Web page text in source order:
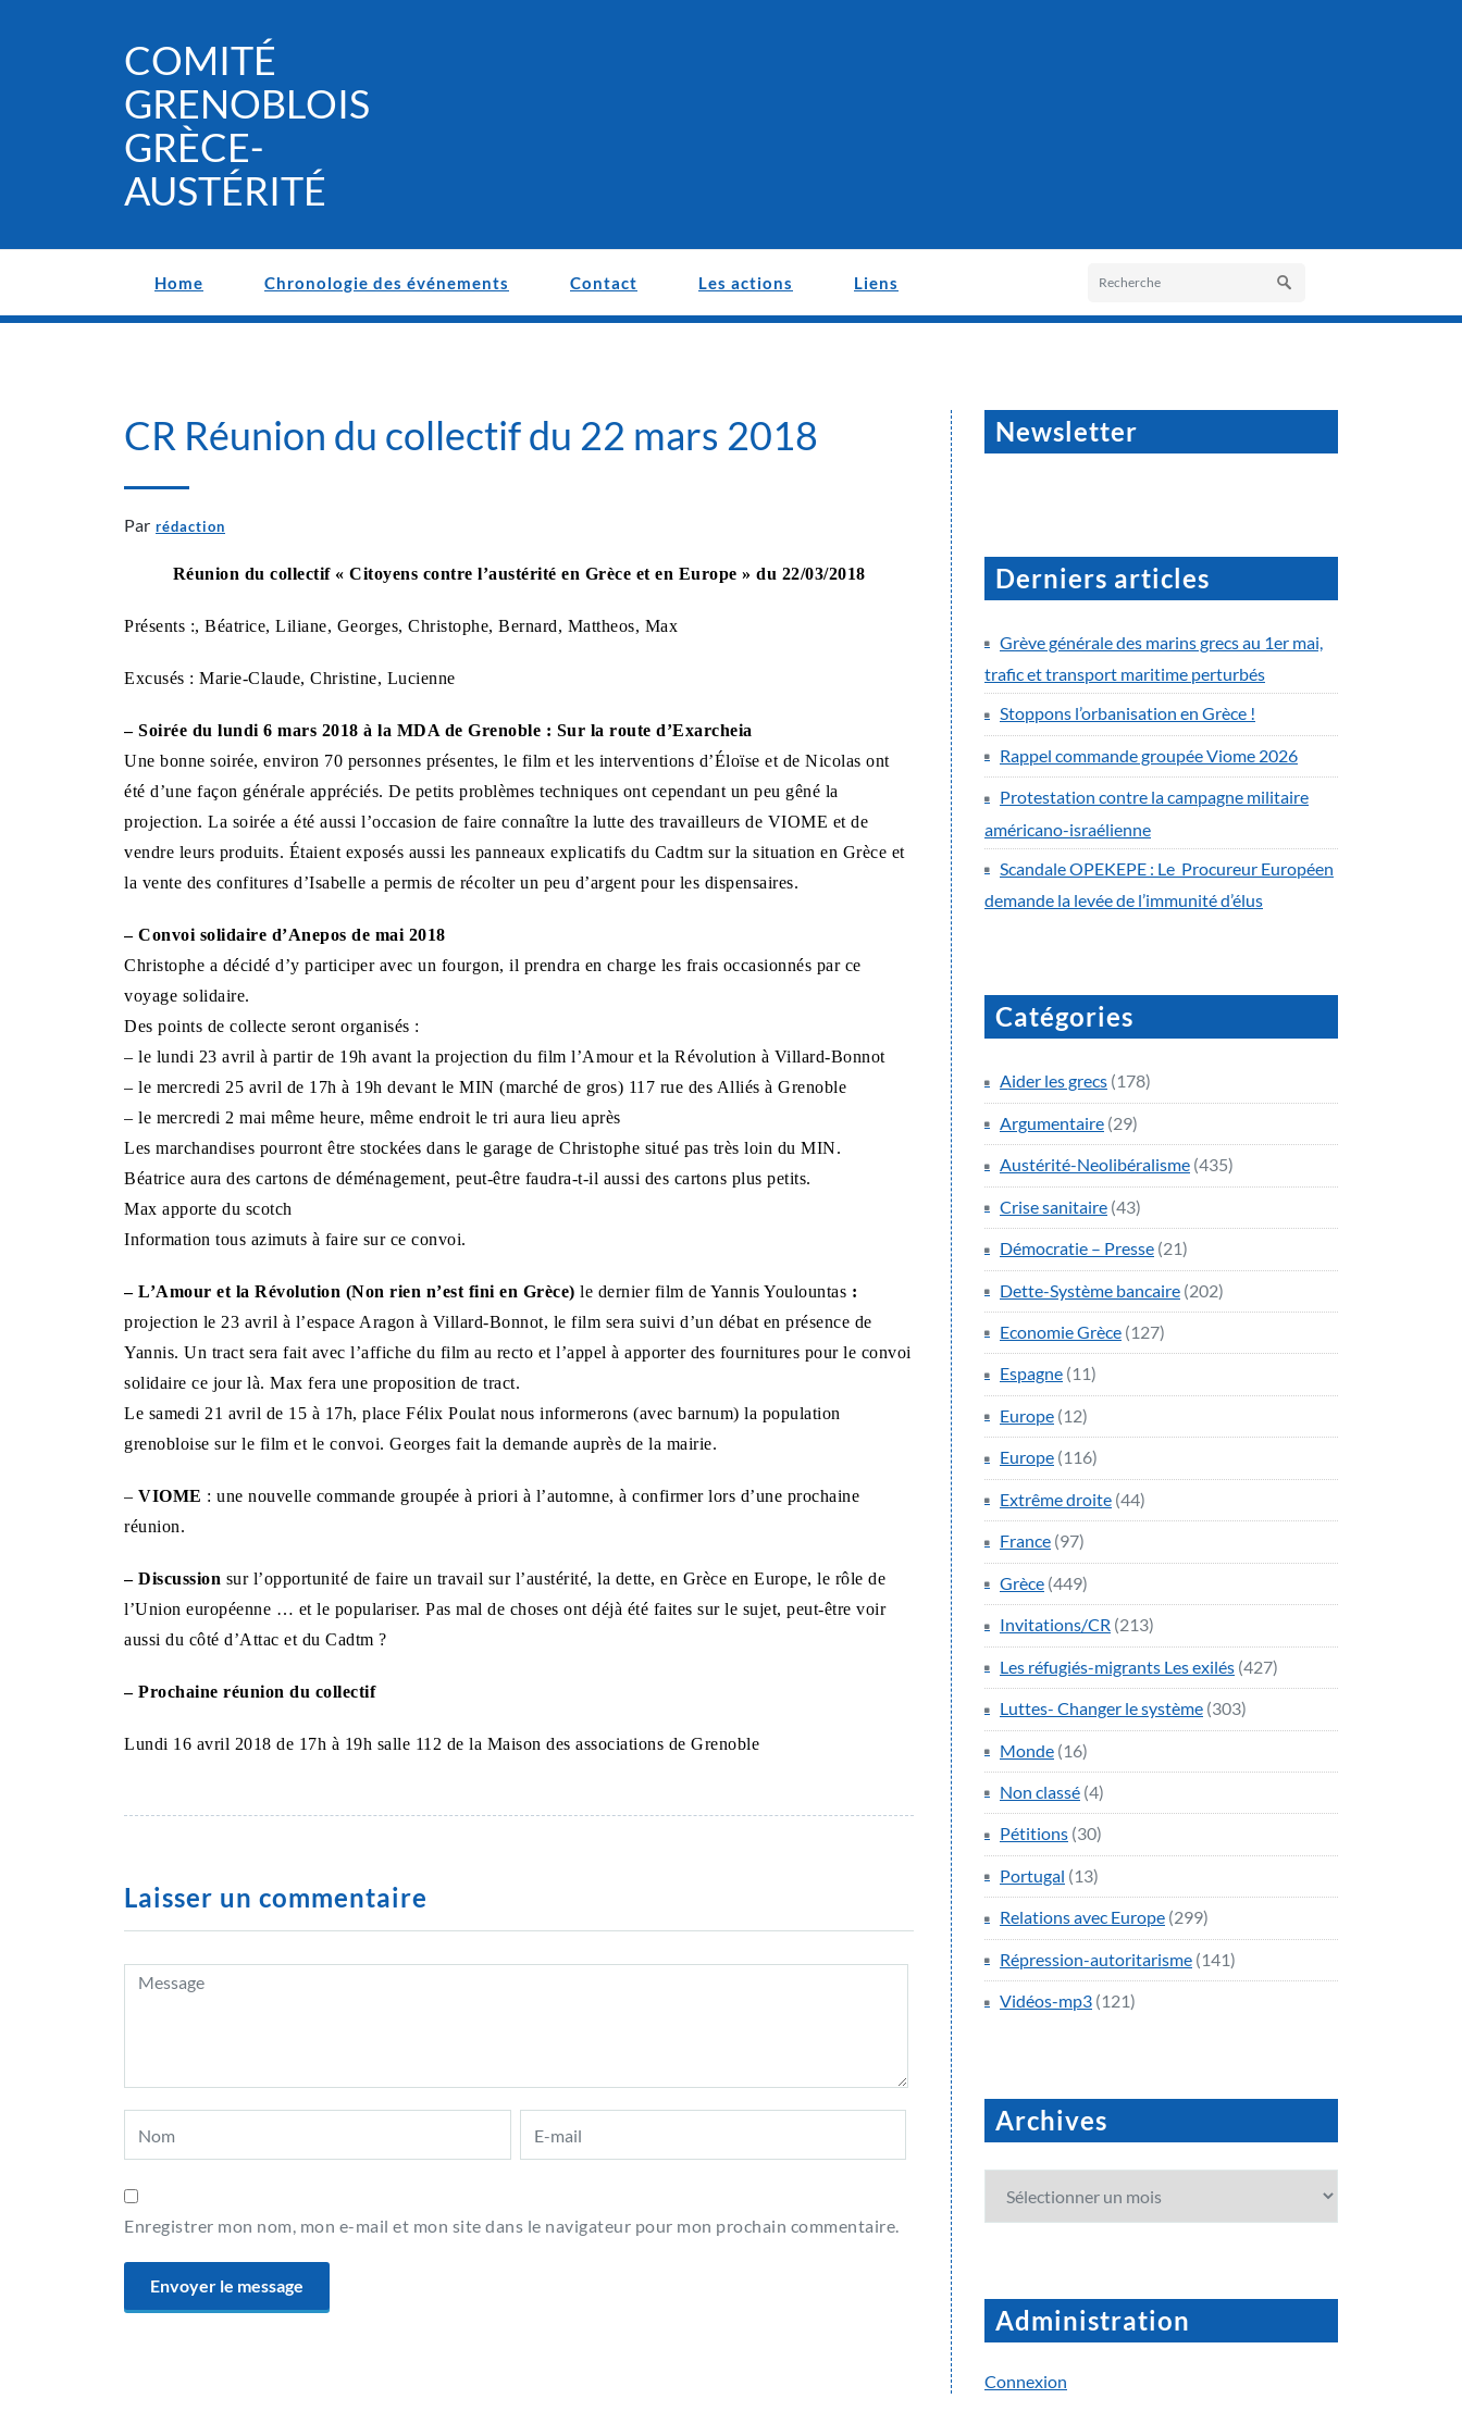
COMITÉ
GRENOBLOIS
GRÈCE-
AUSTÉRITÉ
Home Chronologie des événements Contact Les actions Liens
CR Réunion du collectif du 22 mars 2018
Par rédaction
Réunion du collectif « Citoyens contre l’austérité en Grèce et en Europe » du 22/03/2018
Présents :, Béatrice, Liliane, Georges, Christophe, Bernard, Mattheos, Max
Excusés : Marie-Claude, Christine, Lucienne
– Soirée du lundi 6 mars 2018 à la MDA de Grenoble : Sur la route d’Exarcheia
Une bonne soirée, environ 70 personnes présentes, le film et les interventions d’Éloïse et de Nicolas ont
été d’une façon générale appréciés. De petits problèmes techniques ont cependant un peu gêné la
projection. La soirée a été aussi l’occasion de faire connaître la lutte des travailleurs de VIOME et de
vendre leurs produits. Étaient exposés aussi les panneaux explicatifs du Cadtm sur la situation en Grèce et
la vente des confitures d’Isabelle a permis de récolter un peu d’argent pour les dispensaires.
– Convoi solidaire d’Anepos de mai 2018
Christophe a décidé d’y participer avec un fourgon, il prendra en charge les frais occasionnés par ce
voyage solidaire.
Des points de collecte seront organisés :
– le lundi 23 avril à partir de 19h avant la projection du film l’Amour et la Révolution à Villard-Bonnot
– le mercredi 25 avril de 17h à 19h devant le MIN (marché de gros) 117 rue des Alliés à Grenoble
– le mercredi 2 mai même heure, même endroit le tri aura lieu après
Les marchandises pourront être stockées dans le garage de Christophe situé pas très loin du MIN.
Béatrice aura des cartons de déménagement, peut-être faudra-t-il aussi des cartons plus petits.
Max apporte du scotch
Information tous azimuts à faire sur ce convoi.
– L’Amour et la Révolution (Non rien n’est fini en Grèce) le dernier film de Yannis Youlountas :
projection le 23 avril à l’espace Aragon à Villard-Bonnot, le film sera suivi d’un débat en présence de
Yannis. Un tract sera fait avec l’affiche du film au recto et l’appel à apporter des fournitures pour le convoi
solidaire ce jour là. Max fera une proposition de tract.
Le samedi 21 avril de 15 à 17h, place Félix Poulat nous informerons (avec barnum) la population
grenobloise sur le film et le convoi. Georges fait la demande auprès de la mairie.
– VIOME : une nouvelle commande groupée à priori à l’automne, à confirmer lors d’une prochaine
réunion.
– Discussion sur l’opportunité de faire un travail sur l’austérité, la dette, en Grèce en Europe, le rôle de
l’Union européenne … et le populariser. Pas mal de choses ont déjà été faites sur le sujet, peut-être voir
aussi du côté d’Attac et du Cadtm ?
– Prochaine réunion du collectif
Lundi 16 avril 2018 de 17h à 19h salle 112 de la Maison des associations de Grenoble
Laisser un commentaire
Enregistrer mon nom, mon e-mail et mon site dans le navigateur pour mon prochain commentaire.
Newsletter
Derniers articles
Grève générale des marins grecs au 1er mai,
trafic et transport maritime perturbés
Stoppons l’orbanisation en Grèce !
Rappel commande groupée Viome 2026
Protestation contre la campagne militaire
américano-israélienne
Scandale OPEKEPE : Le Procureur Européen
demande la levée de l’immunité d’élus
Catégories
Aider les grecs (178)
Argumentaire (29)
Austérité-Neolibéralisme (435)
Crise sanitaire (43)
Démocratie – Presse (21)
Dette-Système bancaire (202)
Economie Grèce (127)
Espagne (11)
Europe (12)
Europe (116)
Extrême droite (44)
France (97)
Grèce (449)
Invitations/CR (213)
Les réfugiés-migrants Les exilés (427)
Luttes- Changer le système (303)
Monde (16)
Non classé (4)
Pétitions (30)
Portugal (13)
Relations avec Europe (299)
Répression-autoritarisme (141)
Vidéos-mp3 (121)
Archives
Administration
Connexion